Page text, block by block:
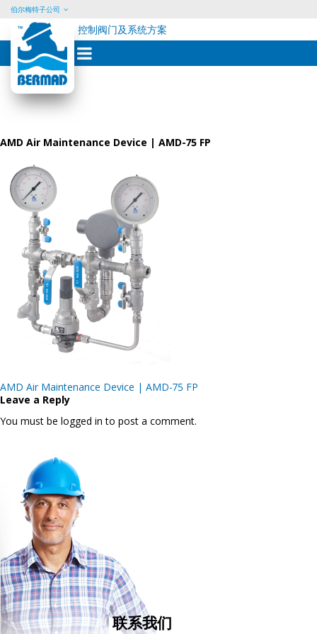
Skip
content
伯尔梅特子公司
控制阀门及系统方案
AMD Air Maintenance Device | AMD-75 FP
Post
navigation
AMD Air Maintenance Device | AMD-75 FP
Leave a Reply
You must be logged in to post a comment.
联系我们